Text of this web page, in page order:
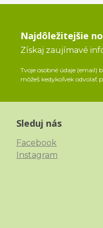
Najdôležitejšie
Získaj zaujímavé
Tvoje osobné údaje
môžeš kedykoľvek odvolať
Sleduj nás
Facebook
Instagram